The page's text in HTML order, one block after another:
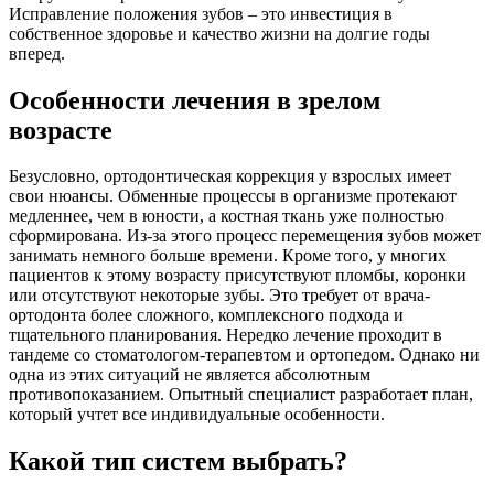
Исправление положения зубов – это инвестиция в
собственное здоровье и качество жизни на долгие годы
вперед.
Особенности лечения в зрелом
возрасте
Безусловно, ортодонтическая коррекция у взрослых имеет
свои нюансы. Обменные процессы в организме протекают
медленнее, чем в юности, а костная ткань уже полностью
сформирована. Из-за этого процесс перемещения зубов может
занимать немного больше времени. Кроме того, у многих
пациентов к этому возрасту присутствуют пломбы, коронки
или отсутствуют некоторые зубы. Это требует от врача-
ортодонта более сложного, комплексного подхода и
тщательного планирования. Нередко лечение проходит в
тандеме со стоматологом-терапевтом и ортопедом. Однако ни
одна из этих ситуаций не является абсолютным
противопоказанием. Опытный специалист разработает план,
который учтет все индивидуальные особенности.
Какой тип систем выбрать?